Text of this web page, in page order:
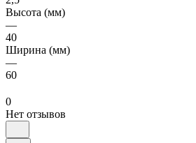
Высота (мм)
—
40
Ширина (мм)
—
60
0
Нет отзывов